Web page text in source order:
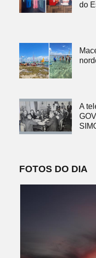
do
A
FOTOS DO DIA